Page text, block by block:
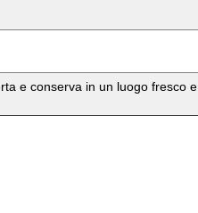
e conserva in un luogo fresco e